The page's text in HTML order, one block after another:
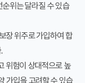
위는 달라질 수 있습
장 위주로 가입하여 합
위험이 상대적으로 높
가입을 고려할 수 있습